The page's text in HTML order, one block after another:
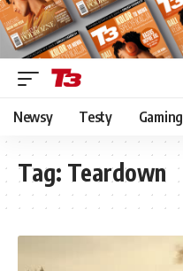
Newsy Testy Gaming
Tag: Teardown